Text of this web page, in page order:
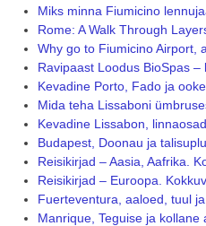
Miks minna Fiumicino
Rome: A Walk Through
Why go to Fiumicino Airport,
Ravipaast Loodus BioSpas
Kevadine Porto, Fado ja
Mida teha Lissaboni
Kevadine Lissabon,
Budapest, Doonau ja
Reisikirjad – Aasia, Aafrika.
Reisikirjad – Euroopa.
Fuerteventura, aaloed, tuul
Manrique, Teguise ja kollane